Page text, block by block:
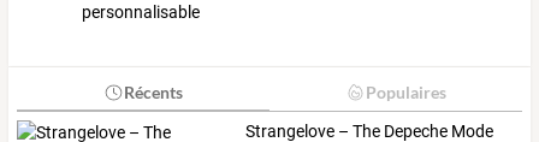
personnalisable
Récents Populaires
Strangelove – The Depeche Mode